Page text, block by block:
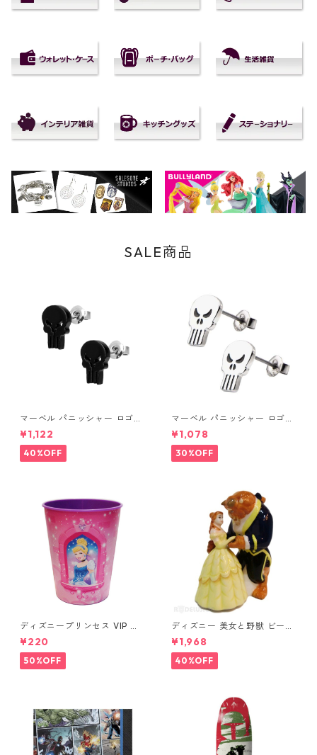
SALE商品
マーベル パニッシャー ロゴス
タッドピアス ブラック MARV
EL
¥1,122
40%OFF
マーベル パニッシャー ロゴス
タッドピアス シルバー MARV
EL
¥1,078
30%OFF
ディズニープリンセス VIP パ
ーティーカップ コップ DISNE
Y
¥220
50%OFF
ディズニー 美女と野獣 ビース
ト&ベル ソルト&ペッパー DIS
NEY
¥1,968
40%OFF